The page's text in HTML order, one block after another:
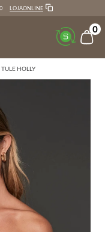
LOJAONLINE
0
HOLLY